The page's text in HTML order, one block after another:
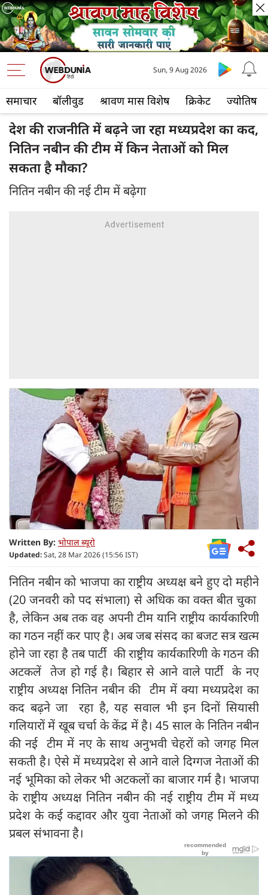
समाचार बॉलीवुड श्रावण मास विशेष क्रिकेट ज्योतिष
Sun, 9 Aug 2026
देश की राजनीति में बढ़ने जा रहा मध्यप्रदेश का कद,
नितिन नबीन की टीम में किन नेताओं को मिल
सकता है मौका?
नितिन नबीन की नई टीम में बढ़ेगा
Written By: भोपाल ब्यूरो
Updated:Sat, 28 Mar 2026 (15:56 IST)
नितिन नबीन को भाजपा का राष्ट्रीय अध्यक्ष बने हुए दो महीने
(20 जनवरी को पद संभाला) से अधिक का वक्त बीत चुका
है, लेकिन अब तक वह अपनी टीम यानि राष्ट्रीय कार्यकारिणी
का गठन नहीं कर पाए है। अब जब संसद का बजट सत्र खत्म
होने जा रहा है तब पार्टी की राष्ट्रीय कार्यकारिणी के गठन की
अटकलें तेज हो गई है। बिहार से आने वाले पार्टी के नए
राष्ट्रीय अध्यक्ष नितिन नबीन की टीम में क्या मध्यप्रदेश का
कद बढ़ने जा रहा है, यह सवाल भी इन दिनों सियासी
गलियारों में खूब चर्चा के केंद्र में है। 45 साल के नितिन नबीन
की नई टीम में नए के साथ अनुभवी चेहरों को जगह मिल
सकती है। ऐसे में मध्यप्रदेश से आने वाले दिग्गज नेताओं की
नई भूमिका को लेकर भी अटकलों का बाजार गर्म है। भाजपा
के राष्ट्रीय अध्यक्ष नितिन नबीन की नई राष्ट्रीय टीम में मध्य
प्रदेश के कई कद्दावर और युवा नेताओं को जगह मिलने की
प्रबल संभावना है।